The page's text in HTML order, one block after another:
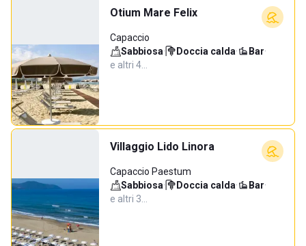
Otium Mare Felix
Capaccio
Sabbiosa· Doccia calda· Bar·
e altri 4…
Villaggio Lido Linora
Capaccio Paestum
Sabbiosa· Doccia calda· Bar·
e altri 3…